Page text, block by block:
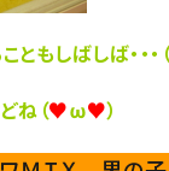
もしばしば・・・（
ね（♥ω♥）